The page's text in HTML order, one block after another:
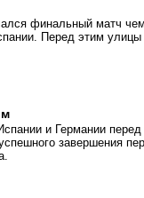
финальный матч
Перед этим
и Германии
завершения